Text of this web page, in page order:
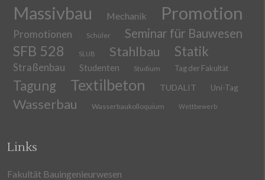
Massivbau Mechanik Promotion
Promotionen Schüler Seminar für Bauwesen
SFB 528 SLUB Stahlbau Statik
Straßenbau Studenten Studium Tag der Fakultät
Tagung Textilbeton TUDALIT Uni-Tag
Wasserbau Wasserbaukolloquium Wettbewerb
Links
Fakultät Bauingenieurwesen